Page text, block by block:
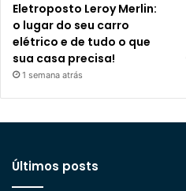
Eletroposto Leroy Merlin:
o lugar do seu carro
elétrico e de tudo o que
sua casa precisa!
1 semana atrás
Últimos posts